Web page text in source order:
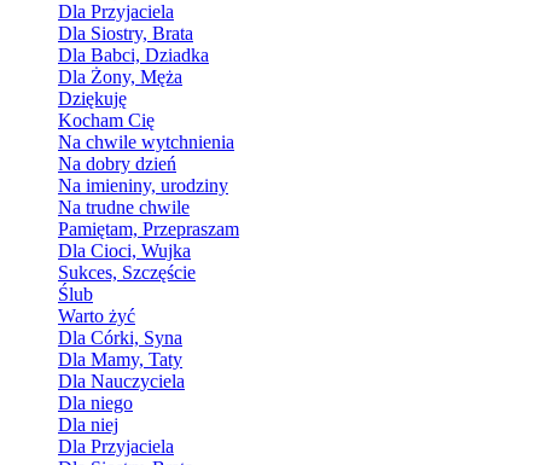
Dla Przyjaciela
Dla Siostry, Brata
Dla Babci, Dziadka
Dla Żony, Męża
Dziękuję
Kocham Cię
Na chwile wytchnienia
Na dobry dzień
Na imieniny, urodziny
Na trudne chwile
Pamiętam, Przepraszam
Dla Cioci, Wujka
Sukces, Szczęście
Ślub
Warto żyć
Dla Córki, Syna
Dla Mamy, Taty
Dla Nauczyciela
Dla niego
Dla niej
Dla Przyjaciela